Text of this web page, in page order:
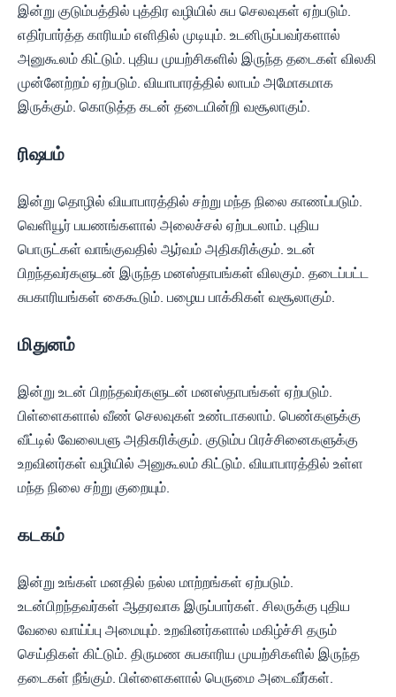
இன்று குடும்பத்தில் புத்திர வழியில் சுப செலவுகள் ஏற்படும்.
எதிர்பார்த்த காரியம் எளிதில் முடியும். உடனிருப்பவர்களால்
அனுகூலம் கிட்டும். புதிய முயற்சிகளில் இருந்த தடைகள் விலகி
முன்னேற்றம் ஏற்படும். வியாபாரத்தில் லாபம் அமோகமாக
இருக்கும். கொடுத்த கடன் தடையின்றி வசூலாகும்.
ரிஷபம்
இன்று தொழில் வியாபாரத்தில் சற்று மந்த நிலை காணப்படும்.
வெளியூர் பயணங்களால் அலைச்சல் ஏற்படலாம். புதிய
பொருட்கள் வாங்குவதில் ஆர்வம் அதிகரிக்கும். உடன்
பிறந்தவர்களுடன் இருந்த மனஸ்தாபங்கள் விலகும். தடைப்பட்ட
சுபகாரியங்கள் கைகூடும். பழைய பாக்கிகள் வசூலாகும்.
மிதுனம்
இன்று உடன் பிறந்தவர்களுடன் மனஸ்தாபங்கள் ஏற்படும்.
பிள்ளைகளால் வீண் செலவுகள் உண்டாகலாம். பெண்களுக்கு
வீட்டில் வேலைபளு அதிகரிக்கும். குடும்ப பிரச்சினைகளுக்கு
உறவினர்கள் வழியில் அனுகூலம் கிட்டும். வியாபாரத்தில் உள்ள
மந்த நிலை சற்று குறையும்.
கடகம்
இன்று உங்கள் மனதில் நல்ல மாற்றங்கள் ஏற்படும்.
உடன்பிறந்தவர்கள் ஆதரவாக இருப்பார்கள். சிலருக்கு புதிய
வேலை வாய்ப்பு அமையும். உறவினர்களால் மகிழ்ச்சி தரும்
செய்திகள் கிட்டும். திருமண சுபகாரிய முயற்சிகளில் இருந்த
தடைகள் நீங்கும். பிள்ளைகளால் பெருமை அடைவீர்கள்.